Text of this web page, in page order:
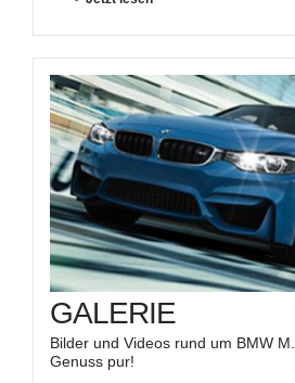
GALERIE
Bilder und Videos rund um BMW M.
Genuss pur!